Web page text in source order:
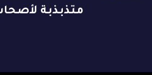
متذبذبة